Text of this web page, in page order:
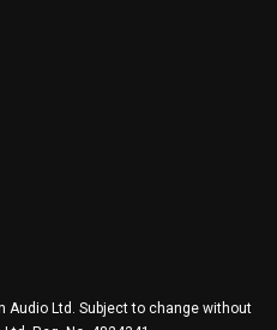
Audio Ltd. Subject to change without